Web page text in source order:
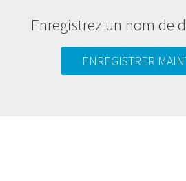
Enregistrez un nom de
ENREGISTRER